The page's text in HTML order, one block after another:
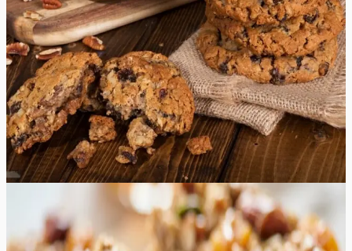
Kaerahelbeküpsised šokolaaditükkidega on klassikaline
maiuspala, mis ühendab küpsiste rikkaliku šokolaadise
maitse ja kaera südamliku, tervisliku tekstuuri.
Kaerahelbed annavad küpsistele ainulaadse tekstuuri ja
veidi lisatoitainet, mis teeb neist maitsva ja rahuldust
pakkuva suupiste. Need küpsised sobivad ideaalselt
magusaisu rahuldamiseks ning pealegi on neid lihtne
valmistada ja need maitsevad kõigile!
32min
42tk
Isetehtud müslibatoonid